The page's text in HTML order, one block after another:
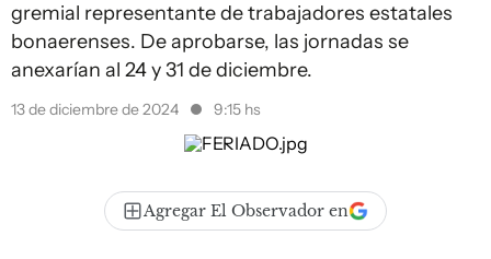
gremial representante de trabajadores estatales
bonaerenses. De aprobarse, las jornadas se
anexarían al 24 y 31 de diciembre.
13 de diciembre de 2024 9:15 hs
Agregar El Observador en